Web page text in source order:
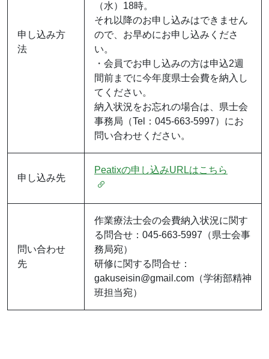
申し込み方
法
（水）18時。
それ以降のお申し込みはできません
ので、お早めにお申し込みくださ
い。
・会員でお申し込みの方は申込2週
間前までに今年度県士会費を納入し
てください。
納入状況をお忘れの場合は、県士会
事務局（Tel：045-663-5997）にお
問い合わせください。
申し込み先
Peatixの申し込みURLはこちら
問い合わせ
先
作業療法士会の会費納入状況に関す
る問合せ：045-663-5997（県士会事
務局宛）
研修に関する問合せ：
gakuseisin@gmail.com（学術部精神
班担当宛）